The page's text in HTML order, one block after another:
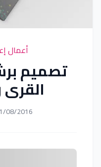
أعمال
تصميم
القرى
08/2016